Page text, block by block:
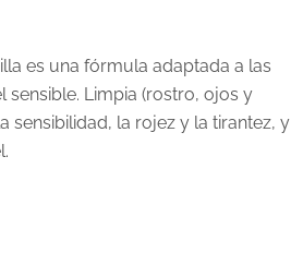
es una fórmula adaptada a las
sensible. Limpia (rostro, ojos y
sensibilidad, la rojez y la tirantez, y